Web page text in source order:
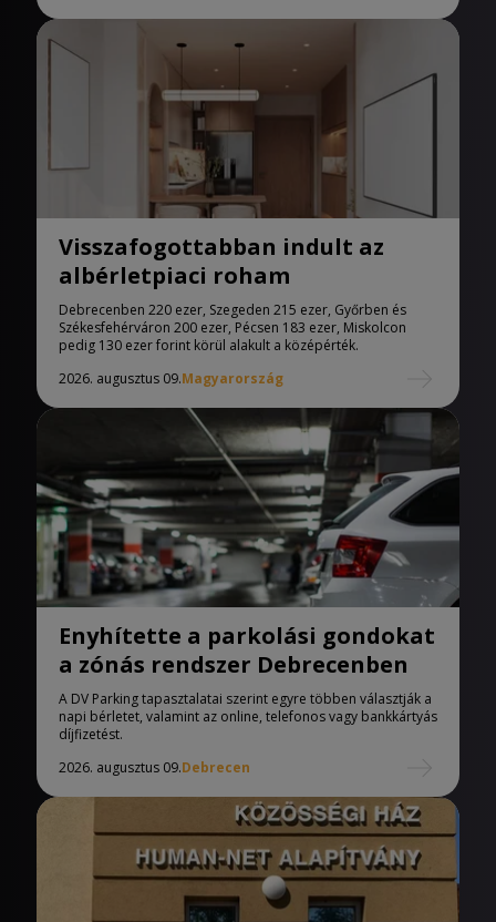
Visszafogottabban indult az
albérletpiaci roham
Debrecenben 220 ezer, Szegeden 215 ezer, Győrben és
Székesfehérváron 200 ezer, Pécsen 183 ezer, Miskolcon
pedig 130 ezer forint körül alakult a középérték.
2026. augusztus 09.Magyarország
Enyhítette a parkolási gondokat
a zónás rendszer Debrecenben
A DV Parking tapasztalatai szerint egyre többen választják a
napi bérletet, valamint az online, telefonos vagy bankkártyás
díjfizetést.
2026. augusztus 09.Debrecen